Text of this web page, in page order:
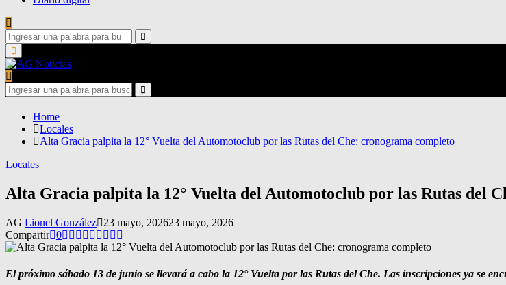
Search
for:
Search
Primary
Menu
Search
for:
Search
Home
Locales
Alta Gracia palpita la 12° Vuelta del Automotoclub por las Rutas del Che: cronograma completo
Locales
Alta Gracia palpita la 12° Vuelta del Automotoclub por las Rutas del
AG Lionel González 23 mayo, 202623 mayo, 2026
Compartir 0
El próximo sábado 13 de junio se llevará a cabo la 12° Vuelta por las Rutas del Che. Las inscripciones ya se